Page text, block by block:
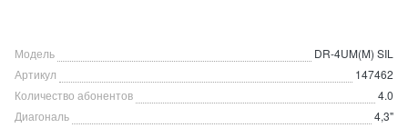
Модель
DR-4UM(M) SIL
Артикул
147462
Количество абонентов
4.0
Диагональ
4,3"